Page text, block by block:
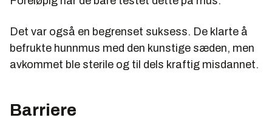
Det var også en begrenset suksess. De klarte å
befrukte hunnmus med den kunstige sæden, men
avkommet ble sterile og til dels kraftig misdannet.
Barriere